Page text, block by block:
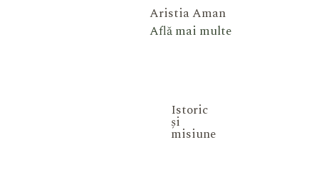
Aristia Aman
Află mai multe
Istoric
și
misiune